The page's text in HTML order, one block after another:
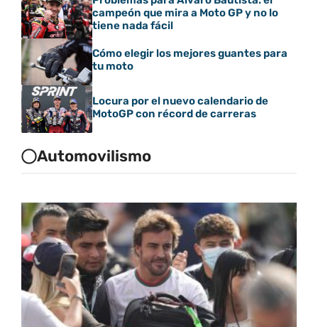
campeón que mira a Moto GP y no lo
tiene nada fácil
Cómo elegir los mejores guantes para
tu moto
Locura por el nuevo calendario de
MotoGP con récord de carreras
Automovilismo